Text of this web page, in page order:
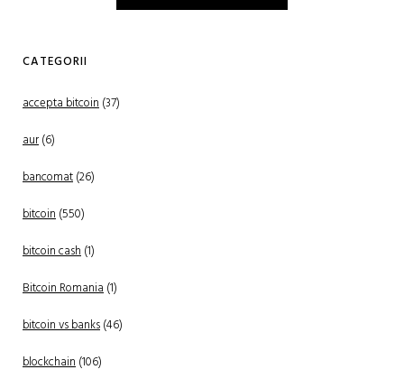
CATEGORII
accepta bitcoin(37)
aur(6)
bancomat(26)
bitcoin(550)
bitcoin cash(1)
Bitcoin Romania(1)
bitcoin vs banks(46)
blockchain(106)